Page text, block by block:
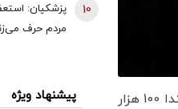
معاملات را در نرخ 77 میلیون و 600 هزار تومان آغاز کرد و در ابتدا 100 هزار
پزشکیان:
مردم حرف
10
پیشنهاد ویژه